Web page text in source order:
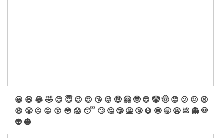
😀 😆 😂🤣 😊 😇 😉 😍 😘 😜 🤑 🤗 🤓 😎 🤡🤠 😟 😕 😖 😫
😩 😤 😠 😡 😲 😳 😱 😴 🙄 🤔 🤥 🤮 🤧 😷 🤩 🥱 🤬 💩 👻 💀
👽 🎃